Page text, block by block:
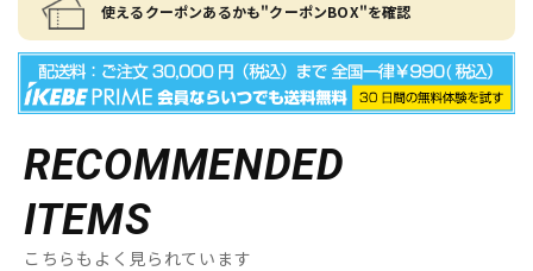
使えるクーポンあるかも"クーポンBOX"を確認
RECOMMENDED
ITEMS
こちらもよく見られています